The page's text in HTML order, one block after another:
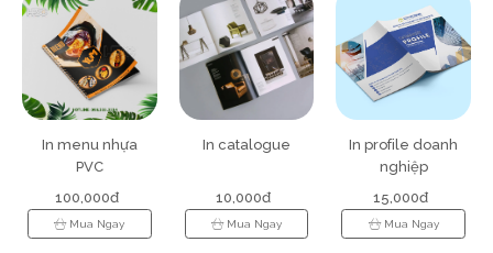
In menu nhựa
PVC
100,000đ
Mua Ngay
In catalogue
10,000đ
Mua Ngay
In profile doanh
nghiệp
15,000đ
Mua Ngay